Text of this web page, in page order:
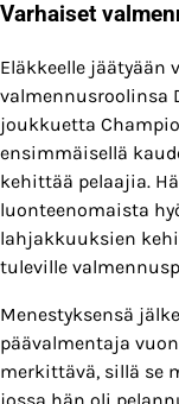
Varhaiset
Eläkkeelle jäätyään
valmennusroolinsa
joukkuetta
ensimmäisellä
kehittää pelaajia.
luonteenomaista
lahjakkuuksien
tuleville
Menestyksensä
päävalmentaja
merkittävä, sillä se